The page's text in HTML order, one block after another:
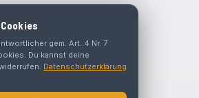
gem. Art. 4 Nr. 7
Du kannst deine
Datenschutzerklärung